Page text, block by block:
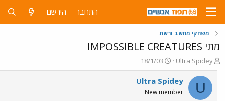
התחבר הירשם
משחקי מחשב ורשת
מתי IMPOSSIBLE CREATURES
פ
ו
ת
ח
ה
Ultra Spidey
פ
ו
ר
ס
ם
18/1/03
U
Ultra Spidey
New member